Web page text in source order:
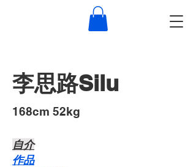
李思路Silu
168cm 52kg
自介​
作品